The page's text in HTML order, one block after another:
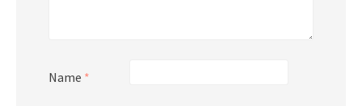
Name *